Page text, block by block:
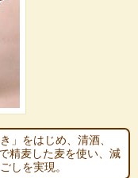
」をはじめ、清酒、
精麦した麦を使い、減
しを実現。